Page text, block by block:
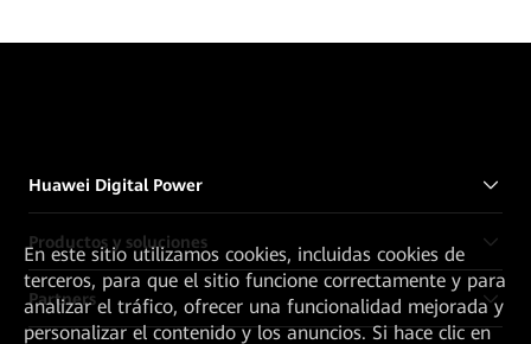
Huawei Digital Power
Productos y soluciones
Partners
En este sitio utilizamos cookies, incluidas cookies de
terceros, para que el sitio funcione correctamente y para
analizar el tráfico, ofrecer una funcionalidad mejorada y
personalizar el contenido y los anuncios. Si hace clic en